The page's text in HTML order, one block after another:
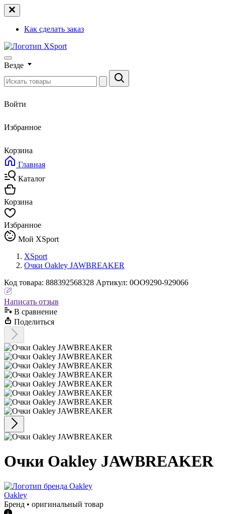
Как сделать заказ
Везде
Войти
Избранное
Корзина
Главная
Каталог
Корзина
Избранное
Мой XSport
XSport
Очки Oakley JAWBREAKER
Код товара: 888392568328 Артикул: 0OO9290-929066
Написать отзыв
В сравнениe
Поделиться
Очки Oakley JAWBREAKER
Oakley
Бренд • оригинальный товар